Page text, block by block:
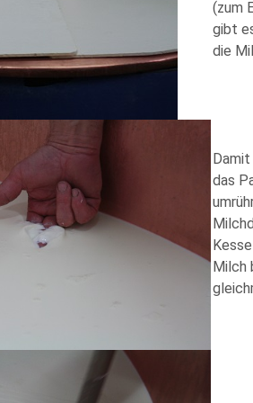
(zum
gibt
die
das
Milch